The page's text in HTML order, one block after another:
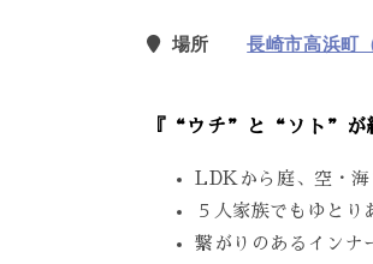
場所長崎市高浜
『“ウチ”と“ソト”が
LDKから庭、空・
５人家族でもゆとり
繋がりのあるインナ